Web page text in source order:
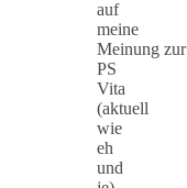
auf
meine
Meinung zur
PS
Vita
(aktuell
wie
eh
und